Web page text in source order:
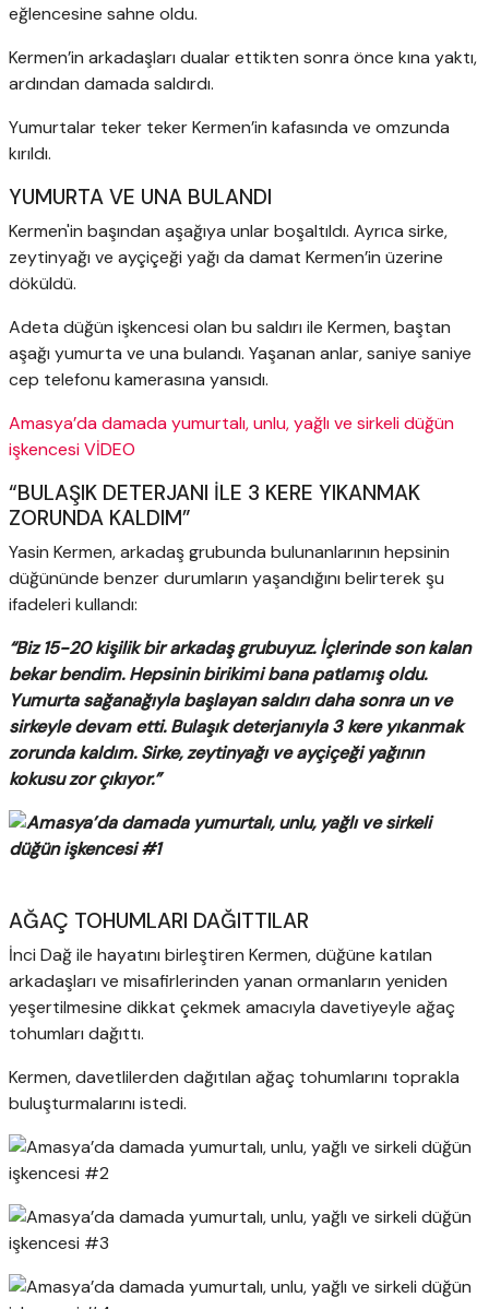
eğlencesine sahne oldu.
Kermen’in arkadaşları dualar ettikten sonra önce kına yaktı,
ardından damada saldırdı.
Yumurtalar teker teker Kermen’in kafasında ve omzunda
kırıldı.
YUMURTA VE UNA BULANDI
Kermen'in başından aşağıya unlar boşaltıldı. Ayrıca sirke,
zeytinyağı ve ayçiçeği yağı da damat Kermen’in üzerine
döküldü.
Adeta düğün işkencesi olan bu saldırı ile Kermen, baştan
aşağı yumurta ve una bulandı. Yaşanan anlar, saniye saniye
cep telefonu kamerasına yansıdı.
Amasya’da damada yumurtalı, unlu, yağlı ve sirkeli düğün
işkencesi VİDEO
“BULAŞIK DETERJANI İLE 3 KERE YIKANMAK
ZORUNDA KALDIM”
Yasin Kermen, arkadaş grubunda bulunanlarının hepsinin
düğününde benzer durumların yaşandığını belirterek şu
ifadeleri kullandı:
“Biz 15-20 kişilik bir arkadaş grubuyuz. İçlerinde son kalan
bekar bendim. Hepsinin birikimi bana patlamış oldu.
Yumurta sağanağıyla başlayan saldırı daha sonra un ve
sirkeyle devam etti. Bulaşık deterjanıyla 3 kere yıkanmak
zorunda kaldım. Sirke, zeytinyağı ve ayçiçeği yağının
kokusu zor çıkıyor.”
AĞAÇ TOHUMLARI DAĞITTILAR
İnci Dağ ile hayatını birleştiren Kermen, düğüne katılan
arkadaşları ve misafirlerinden yanan ormanların yeniden
yeşertilmesine dikkat çekmek amacıyla davetiyeyle ağaç
tohumları dağıttı.
Kermen, davetlilerden dağıtılan ağaç tohumlarını toprakla
buluşturmalarını istedi.